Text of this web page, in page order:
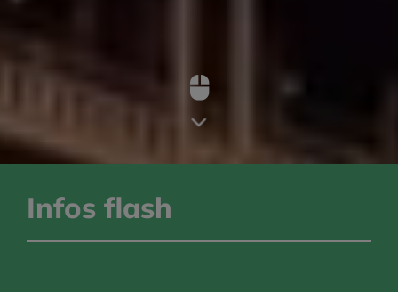
Infos flash